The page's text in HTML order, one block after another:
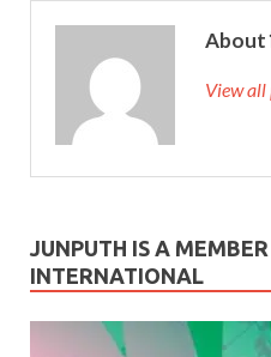
About
View all
JUNPUTH IS A
INTERNATIONAL